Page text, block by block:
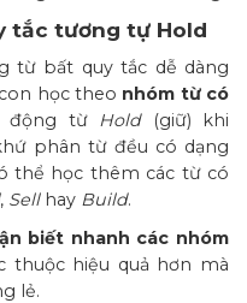
tắc tương tự Hold
từ bất quy tắc dễ dàng
học theo nhóm từ có
động từ Hold(giữ) khi
phân từ đều có dạng
thể học thêm các từ có
, Sellhay Build.
biết nhanh các nhóm
thuộc hiệu quả hơn mà
lẻ.